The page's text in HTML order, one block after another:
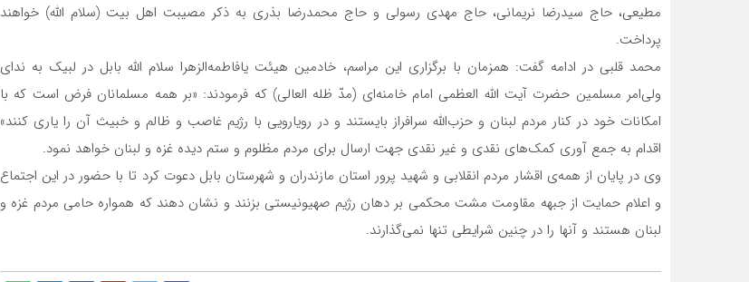
مطیعی، حاج سیدرضا نریمانی، حاج مهدی رسولی و حاج محمدرضا بذری به ذکر مصیبت اهل بیت (سلام الله) خواهند
پرداخت.
محمد قلبی در ادامه گفت: همزمان با برگزاری این مراسم، خادمین هیئت یافاطمه‌الزهرا سلام الله بابل در لبیک به ندای
ولی‌امر مسلمین حضرت آیت الله العظمی امام خامنه‌ای (مدّ ظله العالی) که فرمودند: «بر همه مسلمانان فرض است که با
امکانات خود در کنار مردم لبنان و حزب‌الله سرافراز بایستند و در رویارویی با رژیم غاصب و ظالم و خبیث آن را یاری کنند»
اقدام به جمع آوری کمک‌های نقدی و غیر نقدی جهت ارسال برای مردم مظلوم و ستم دیده غزه و لبنان خواهد نمود.
وی در پایان از همه‌ی اقشار مردم انقلابی و شهید پرور استان مازندران و شهرستان بابل دعوت کرد تا با حضور در این اجتماع
و اعلام حمایت از جبهه مقاومت مشت محکمی بر دهان رژیم صهیونیستی بزنند و نشان دهند که همواره حامی مردم غزه و
لبنان هستند و آنها را در چنین شرایطی تنها نمی‌گذارند.